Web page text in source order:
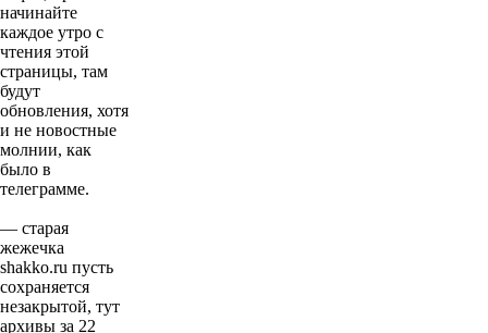
начинайте
каждое утро с
чтения этой
страницы, там
будут
обновления, хотя
и не новостные
молнии, как
было в
телеграмме.
— старая
жежечка
shakko.ru пусть
сохраняется
незакрытой, тут
архивы за 22